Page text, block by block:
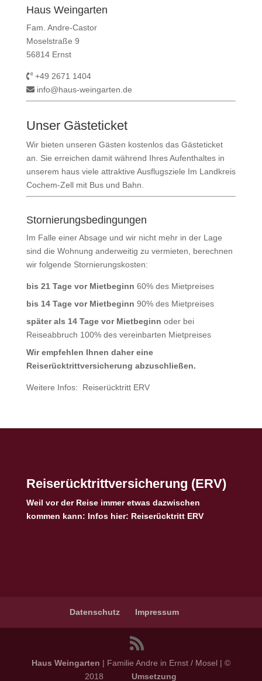
Haus Weingarten
Fam. Andre-Castor
Moselstraße 9
56814 Ernst
+49 2671 1404
info@haus-weingarten.de
Unser Gästeticket
Wir bieten unseren Gästen kostenlos das Gästeticket
an. Sie erreichen damit während Ihres Aufenthaltes in
unserem haus viele attraktive Ausflugsziele Im Landkreis
Cochem-Zell mit Bus und Bahn.
Stornierungsbedingungen
Im Falle einer Absage und wir nicht mehr in der Lage
sind die Wohnung anderweitig zu vermieten, berechnen
wir folgende Stornierungskosten:
bis 21 Tage vor Mietbeginn 60% des Mietpreises
bis 14 Tage vor Mietbeginn 90% des Mietpreises
später als 14 Tage vor Mietbeginn oder bei
Reiseabbruch 100% des vereinbarten Mietpreises
Wir empfehlen Ihnen daher eine
Reiserücktrittversicherung abzuschließen.
Weitere Infos: Reiserücktritt ERV
Reiserücktrittversicherung (ERV)
Weil vor der Reise immer etwas dazwischen
kommen kann: Infos hier: Reiserücktritt ERV
Datenschutz Impressum
Haus Weingarten | Familie Andre in Ernst / Mosel | ©
2018 Umsetzung